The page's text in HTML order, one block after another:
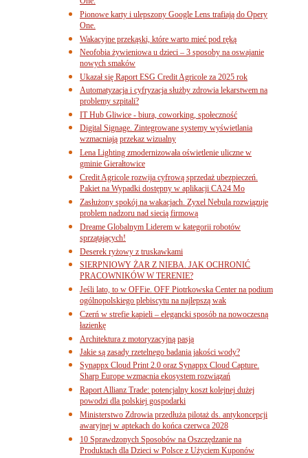
Pionowe karty i ulepszony Google Lens trafiają do Opery
One.
Wakacyjne przekąski, które warto mieć pod ręką
Neofobia żywieniowa u dzieci – 3 sposoby na oswajanie
nowych smaków
Ukazał się Raport ESG Credit Agricole za 2025 rok
Automatyzacja i cyfryzacja służby zdrowia lekarstwem na
problemy szpitali?
IT Hub Gliwice - biura, coworking, społeczność
Digital Signage. Zintegrowane systemy wyświetlania
wzmacniają przekaz wizualny
Lena Lighting zmodernizowała oświetlenie uliczne w
gminie Gierałtowice
Credit Agricole rozwija cyfrową sprzedaż ubezpieczeń.
Pakiet na Wypadki dostępny w aplikacji CA24 Mo
Zasłużony spokój na wakacjach. Zyxel Nebula rozwiązuje
problem nadzoru nad siecią firmową
Dreame Globalnym Liderem w kategorii robotów
sprzątających!
Deserek ryżowy z truskawkami
SIERPNIOWY ŻAR Z NIEBA. JAK OCHRONIĆ
PRACOWNIKÓW W TERENIE?
Jeśli lato, to w OFFie. OFF Piotrkowska Center na podium
ogólnopolskiego plebiscytu na najlepszą wak
Czerń w strefie kąpieli – elegancki sposób na nowoczesną
łazienkę
Architektura z motoryzacyjną pasją
Jakie są zasady rzetelnego badania jakości wody?
Synappx Cloud Print 2.0 oraz Synappx Cloud Capture.
Sharp Europe wzmacnia ekosystem rozwiązań
Raport Allianz Trade: potencjalny koszt kolejnej dużej
powodzi dla polskiej gospodarki
Ministerstwo Zdrowia przedłuża pilotaż ds. antykoncepcji
awaryjnej w aptekach do końca czerwca 2028
10 Sprawdzonych Sposobów na Oszczędzanie na
Produktach dla Dzieci w Polsce z Użyciem Kuponów